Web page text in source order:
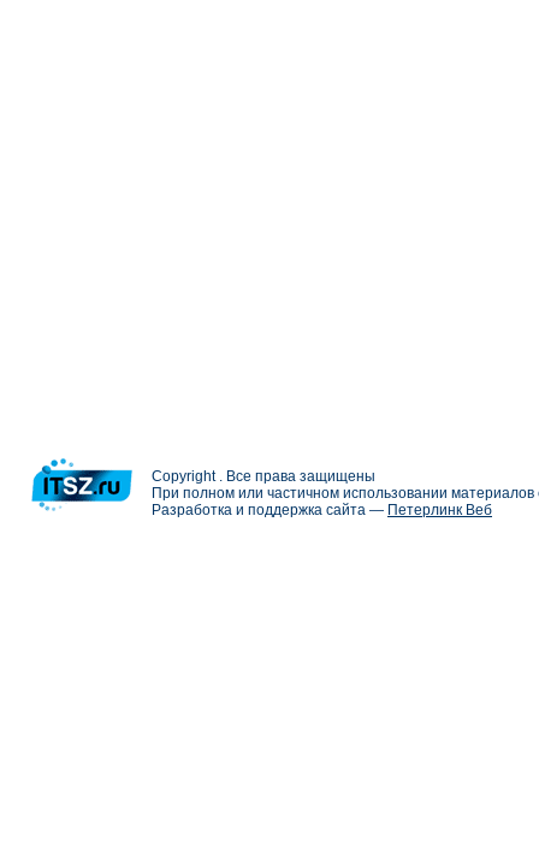
Copyright . Все права защищены
При полном или частичном использовании
Разработка и поддержка сайта — Петерлинк Веб